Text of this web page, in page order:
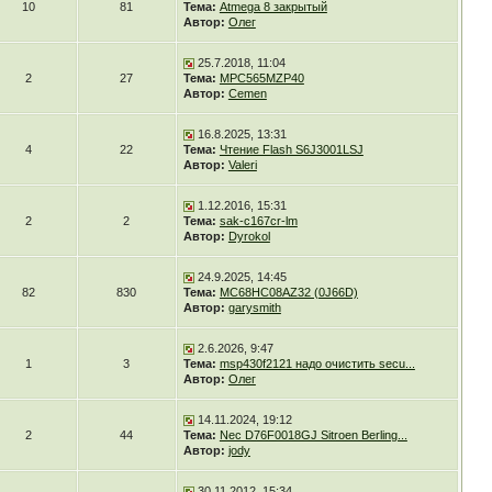
10 81
Тема: Atmega 8 закрытый
Автор: Олег
2 27
25.7.2018, 11:04
Тема: MPC565MZP40
Автор: Cemen
4 22
16.8.2025, 13:31
Тема: Чтение Flash S6J3001LSJ
Автор: Valeri
2 2
1.12.2016, 15:31
Тема: sak-c167cr-lm
Автор: Dyrokol
82 830
24.9.2025, 14:45
Тема: MC68HC08AZ32 (0J66D)
Автор: garysmith
1 3
2.6.2026, 9:47
Тема: msp430f2121 надо очистить secu...
Автор: Олег
2 44
14.11.2024, 19:12
Тема: Nec D76F0018GJ Sitroen Berling...
Автор: jody